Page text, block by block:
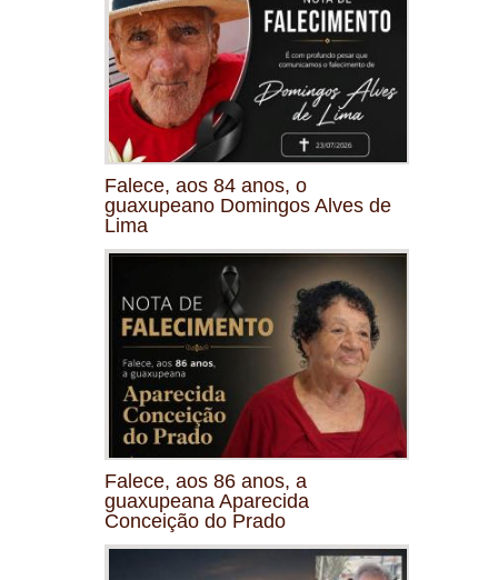
Falece, aos 84 anos, o
guaxupeano Domingos Alves de
Lima
Falece, aos 86 anos, a
guaxupeana Aparecida
Conceição do Prado